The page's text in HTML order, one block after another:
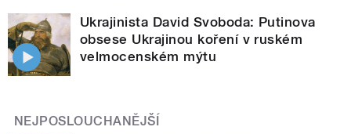
Ukrajinista David Svoboda: Putinova
obsese Ukrajinou koření v ruském
velmocenském mýtu
NEJPOSLOUCHANĚJŠÍ